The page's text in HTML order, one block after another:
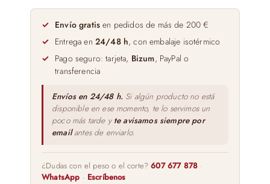
LA
SIERRA
cantidad
Envío gratis en pedidos de más de 200 €
Entrega en 24/48 h, con embalaje isotérmico
Pago seguro: tarjeta, Bizum, PayPal o
transferencia
Envíos en 24/48 h. Si algún producto no está
disponible en ese momento, te lo servimos un
poco más tarde y te avisamos siempre por
emailantes de enviarlo.
¿Dudas con el peso o el corte?607 677 878 ·
WhatsApp · Escríbenos